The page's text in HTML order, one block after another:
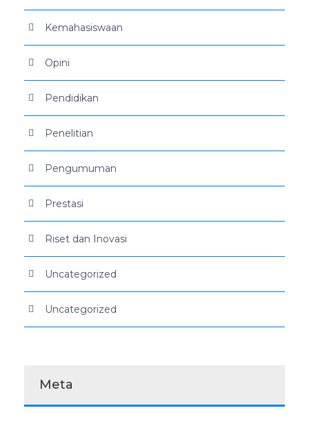
Kemahasiswaan
Opini
Pendidikan
Penelitian
Pengumuman
Prestasi
Riset dan Inovasi
Uncategorized
Uncategorized
Meta